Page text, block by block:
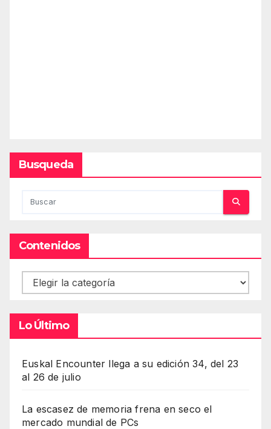
Busqueda
Contenidos
Contenidos
Lo Último
Euskal Encounter llega a su edición 34, del 23
al 26 de julio
La escasez de memoria frena en seco el
mercado mundial de PCs